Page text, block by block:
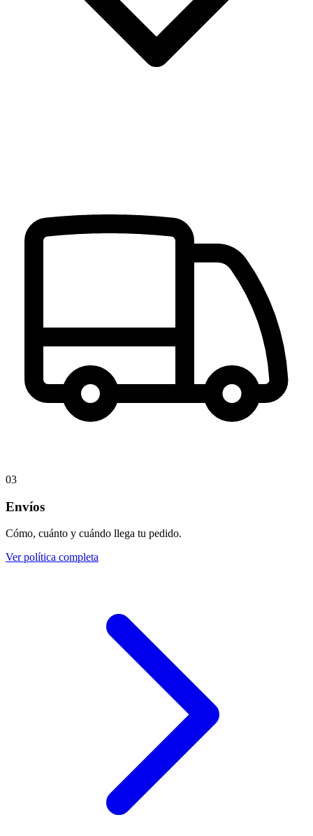
03
Envíos
Cómo, cuánto y cuándo llega tu pedido.
Ver política completa